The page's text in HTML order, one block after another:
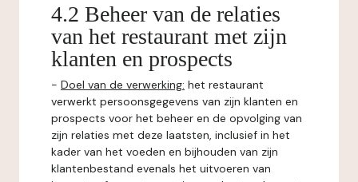
4.2 Beheer van de relaties
van het restaurant met zijn
klanten en prospects
- Doel van de verwerking: het restaurant
verwerkt persoonsgegevens van zijn klanten en
prospects voor het beheer en de opvolging van
zijn relaties met deze laatsten, inclusief in het
kader van het voeden en bijhouden van zijn
klantenbestand evenals het uitvoeren van